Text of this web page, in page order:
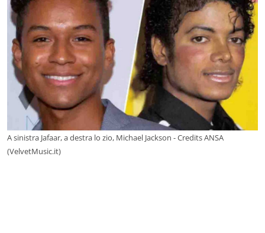
A sinistra Jafaar, a destra lo zio, Michael Jackson - Credits ANSA
(VelvetMusic.it)